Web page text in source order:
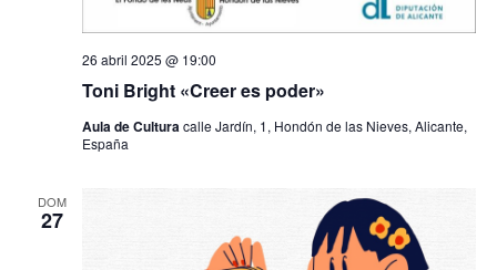
Toni Bright «Creer es poder»
26 abril 2025 @ 19:00
Aula de Culturacalle Jardín, 1, Hondón de las Nieves, Alicante,
España
DOM
27